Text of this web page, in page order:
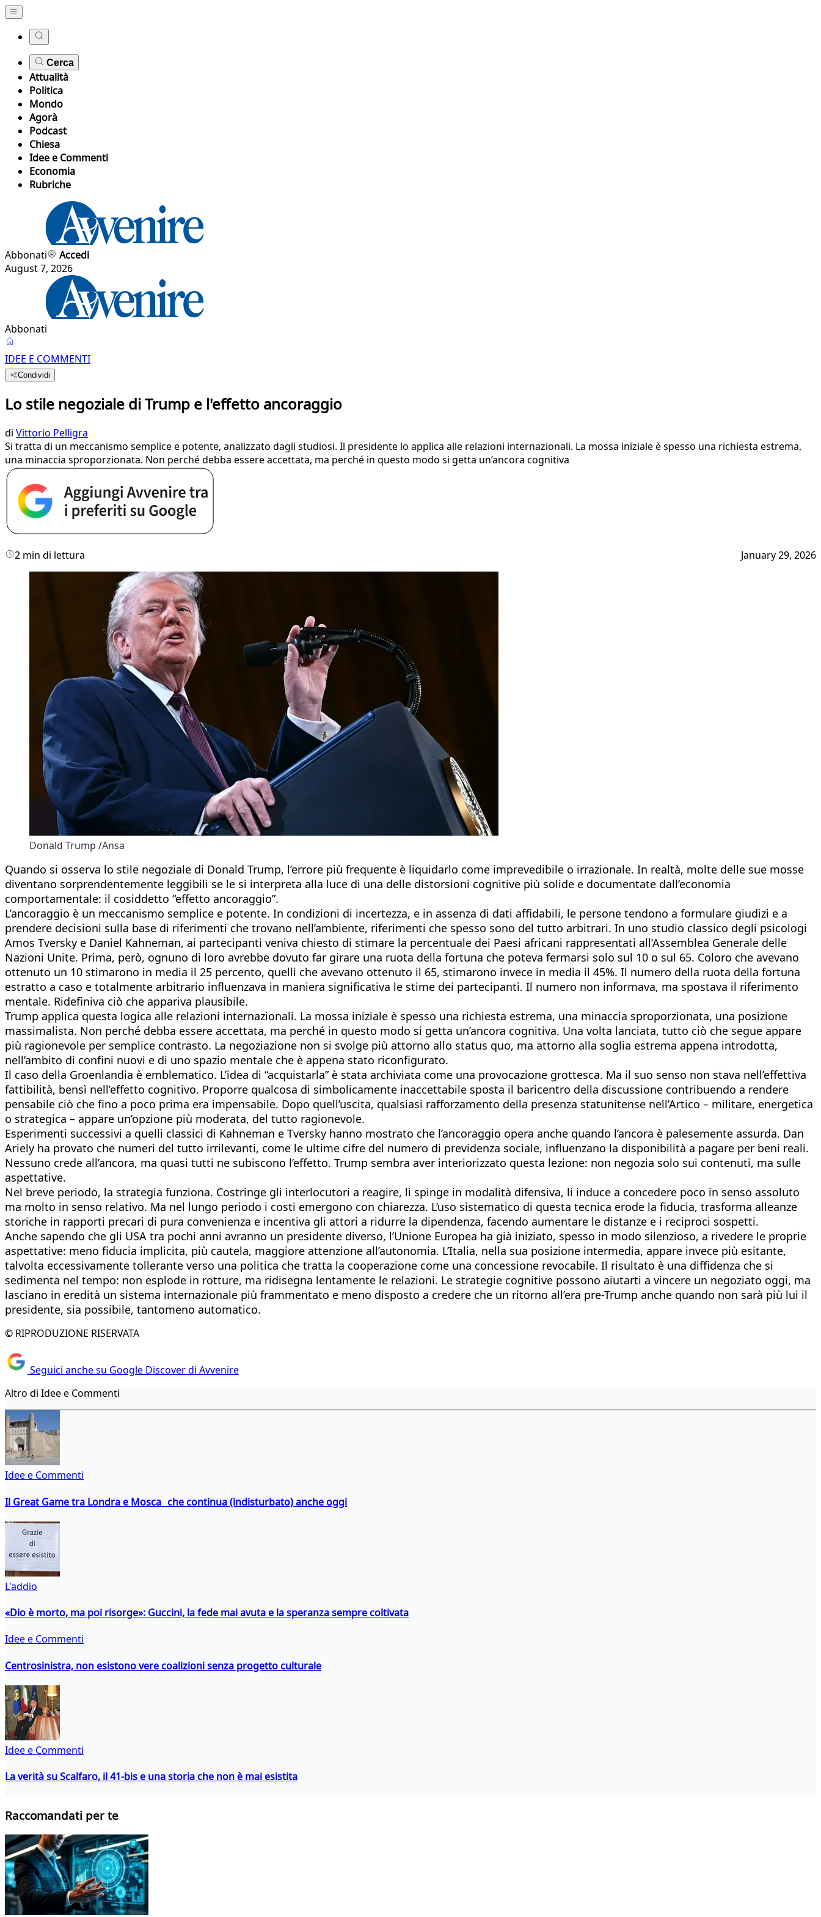
Cerca
Attualità
Politica
Mondo
Agorà
Podcast
Chiesa
Idee e Commenti
Economia
Rubriche
Abbonati
Accedi
August 7, 2026
Abbonati
IDEE E COMMENTI
Condividi
Lo stile negoziale di Trump e l'effetto ancoraggio
di Vittorio Pelligra
Si tratta di un meccanismo semplice e potente, analizzato dagli studiosi. Il presidente lo applica alle relazioni internazionali. La mossa iniziale è spesso una richiesta estrema,
una minaccia sproporzionata. Non perché debba essere accettata, ma perché in questo modo si getta un’ancora cognitiva
2 min di lettura January 29, 2026
Donald Trump /Ansa
Quando si osserva lo stile negoziale di Donald Trump, l’errore più frequente è liquidarlo come imprevedibile o irrazionale. In realtà, molte delle sue mosse
diventano sorprendentemente leggibili se le si interpreta alla luce di una delle distorsioni cognitive più solide e documentate dall’economia
comportamentale: il cosiddetto “effetto ancoraggio”.
L’ancoraggio è un meccanismo semplice e potente. In condizioni di incertezza, e in assenza di dati affidabili, le persone tendono a formulare giudizi e a
prendere decisioni sulla base di riferimenti che trovano nell’ambiente, riferimenti che spesso sono del tutto arbitrari. In uno studio classico degli psicologi
Amos Tversky e Daniel Kahneman, ai partecipanti veniva chiesto di stimare la percentuale dei Paesi africani rappresentati all’Assemblea Generale delle
Nazioni Unite. Prima, però, ognuno di loro avrebbe dovuto far girare una ruota della fortuna che poteva fermarsi solo sul 10 o sul 65. Coloro che avevano
ottenuto un 10 stimarono in media il 25 percento, quelli che avevano ottenuto il 65, stimarono invece in media il 45%. Il numero della ruota della fortuna
estratto a caso e totalmente arbitrario influenzava in maniera significativa le stime dei partecipanti. Il numero non informava, ma spostava il riferimento
mentale. Ridefiniva ciò che appariva plausibile.
Trump applica questa logica alle relazioni internazionali. La mossa iniziale è spesso una richiesta estrema, una minaccia sproporzionata, una posizione
massimalista. Non perché debba essere accettata, ma perché in questo modo si getta un’ancora cognitiva. Una volta lanciata, tutto ciò che segue appare
più ragionevole per semplice contrasto. La negoziazione non si svolge più attorno allo status quo, ma attorno alla soglia estrema appena introdotta,
nell’ambito di confini nuovi e di uno spazio mentale che è appena stato riconfigurato.
Il caso della Groenlandia è emblematico. L’idea di “acquistarla” è stata archiviata come una provocazione grottesca. Ma il suo senso non stava nell’effettiva
fattibilità, bensì nell’effetto cognitivo. Proporre qualcosa di simbolicamente inaccettabile sposta il baricentro della discussione contribuendo a rendere
pensabile ciò che fino a poco prima era impensabile. Dopo quell’uscita, qualsiasi rafforzamento della presenza statunitense nell’Artico – militare, energetica
o strategica – appare un’opzione più moderata, del tutto ragionevole.
Esperimenti successivi a quelli classici di Kahneman e Tversky hanno mostrato che l’ancoraggio opera anche quando l’ancora è palesemente assurda. Dan
Ariely ha provato che numeri del tutto irrilevanti, come le ultime cifre del numero di previdenza sociale, influenzano la disponibilità a pagare per beni reali.
Nessuno crede all’ancora, ma quasi tutti ne subiscono l’effetto. Trump sembra aver interiorizzato questa lezione: non negozia solo sui contenuti, ma sulle
aspettative.
Nel breve periodo, la strategia funziona. Costringe gli interlocutori a reagire, li spinge in modalità difensiva, li induce a concedere poco in senso assoluto
ma molto in senso relativo. Ma nel lungo periodo i costi emergono con chiarezza. L’uso sistematico di questa tecnica erode la fiducia, trasforma alleanze
storiche in rapporti precari di pura convenienza e incentiva gli attori a ridurre la dipendenza, facendo aumentare le distanze e i reciproci sospetti.
Anche sapendo che gli USA tra pochi anni avranno un presidente diverso, l’Unione Europea ha già iniziato, spesso in modo silenzioso, a rivedere le proprie
aspettative: meno fiducia implicita, più cautela, maggiore attenzione all’autonomia. L’Italia, nella sua posizione intermedia, appare invece più esitante,
talvolta eccessivamente tollerante verso una politica che tratta la cooperazione come una concessione revocabile. Il risultato è una diffidenza che si
sedimenta nel tempo: non esplode in rotture, ma ridisegna lentamente le relazioni. Le strategie cognitive possono aiutarti a vincere un negoziato oggi, ma
lasciano in eredità un sistema internazionale più frammentato e meno disposto a credere che un ritorno all’era pre-Trump anche quando non sarà più lui il
presidente, sia possibile, tantomeno automatico.
© RIPRODUZIONE RISERVATA
Seguici anche su Google Discover di Avvenire
Altro di Idee e Commenti
Idee e Commenti
Il Great Game tra Londra e Mosca che continua (indisturbato) anche oggi
L'addio
«Dio è morto, ma poi risorge»: Guccini, la fede mai avuta e la speranza sempre coltivata
Idee e Commenti
Centrosinistra, non esistono vere coalizioni senza progetto culturale
Idee e Commenti
La verità su Scalfaro, il 41-bis e una storia che non è mai esistita
Raccomandati per te